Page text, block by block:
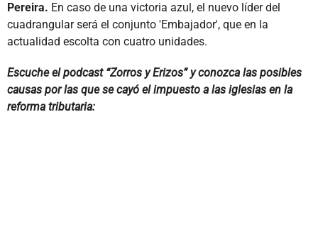
Pereira. En caso de una victoria azul, el nuevo líder del
cuadrangular será el conjunto 'Embajador', que en la
actualidad escolta con cuatro unidades.
Escuche el podcast “Zorros y Erizos” y conozca las posibles
causas por las que se cayó el impuesto a las iglesias en la
reforma tributaria: